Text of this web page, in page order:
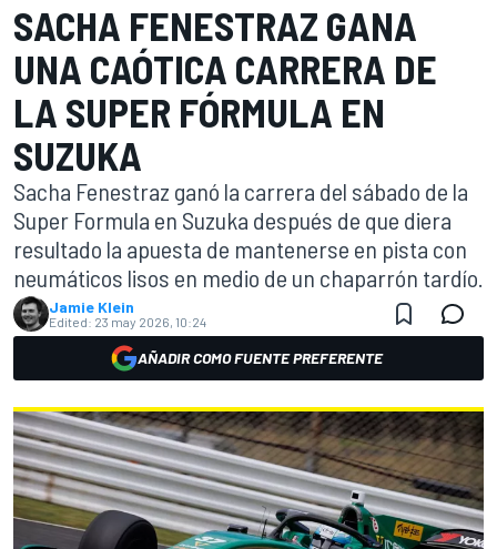
SACHA FENESTRAZ GANA
UNA CAÓTICA CARRERA DE
LA SUPER FÓRMULA EN
SUZUKA
Sacha Fenestraz ganó la carrera del sábado de la
Super Formula en Suzuka después de que diera
resultado la apuesta de mantenerse en pista con
neumáticos lisos en medio de un chaparrón tardío.
Jamie Klein
Edited: 23 may 2026, 10:24
AÑADIR COMO FUENTE PREFERENTE